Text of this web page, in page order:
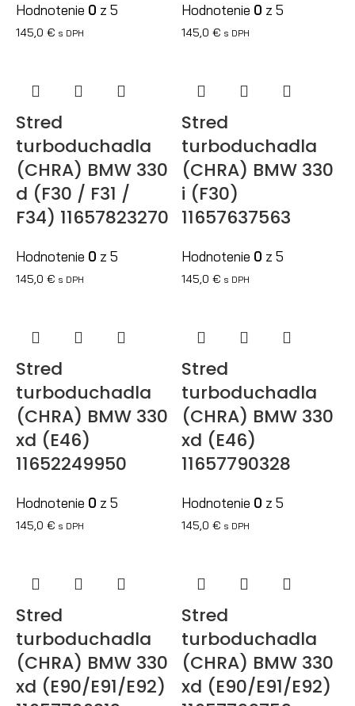
Hodnotenie 0 z 5
145,0 € s DPH
Hodnotenie 0 z 5
145,0 € s DPH
Stred
turboduchadla
(CHRA) BMW 330
d (F30 / F31 /
F34) 11657823270
Hodnotenie 0 z 5
145,0 € s DPH
Stred
turboduchadla
(CHRA) BMW 330
i (F30)
11657637563
Hodnotenie 0 z 5
145,0 € s DPH
Stred
turboduchadla
(CHRA) BMW 330
xd (E46)
11652249950
Hodnotenie 0 z 5
145,0 € s DPH
Stred
turboduchadla
(CHRA) BMW 330
xd (E46)
11657790328
Hodnotenie 0 z 5
145,0 € s DPH
Stred
turboduchadla
(CHRA) BMW 330
xd (E90/E91/E92)
Stred
turboduchadla
(CHRA) BMW 330
xd (E90/E91/E92)